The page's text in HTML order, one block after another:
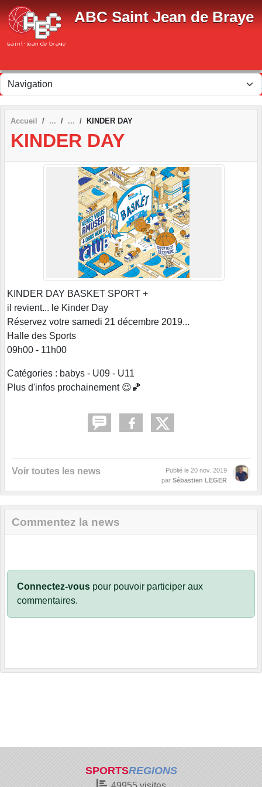
ABC Saint Jean de Braye
Accueil KINDER DAY
KINDER DAY
KINDER DAY BASKET SPORT +
il revient... le Kinder Day
Réservez votre samedi 21 décembre 2019...
Halle des Sports
09h00 - 11h00
Catégories : babys - U09 - U11
Plus d'infos prochainement 😉🏀
Voir toutes les news Publié le 20 nov. 2019
par Sébastien LEGER
Commentez la news
Connectez-vous pour pouvoir participer aux
commentaires.
SPORTSREGIONS
Panneau de gestion des cookies